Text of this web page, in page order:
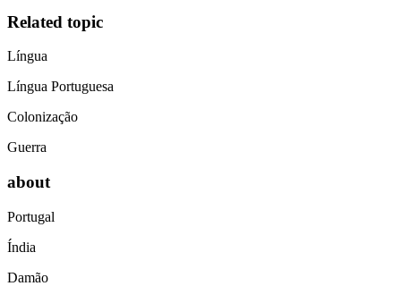
Related topic
Língua
Língua Portuguesa
Colonização
Guerra
about
Portugal
Índia
Damão